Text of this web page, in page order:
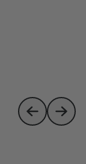
Skip toSkip